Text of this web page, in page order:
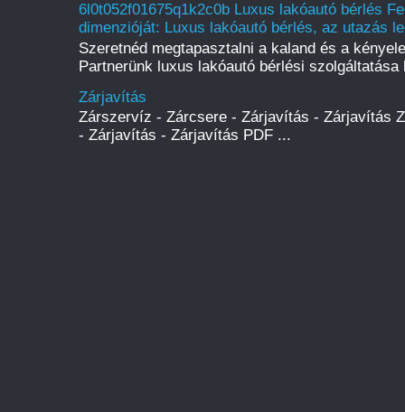
6l0t052f01675q1k2c0b Luxus lakóautó bérlés
dimenzióját: Luxus lakóautó bérlés, az utazás
Szeretnéd megtapasztalni a kaland és a
Partnerünk luxus lakóautó bérlési
Zárjavítás
Zárszervíz - Zárcsere - Zárjavítás - Zárjavítás
- Zárjavítás - Zárjavítás PDF ...